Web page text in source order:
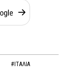
#ΙΤΑΛΙΑ